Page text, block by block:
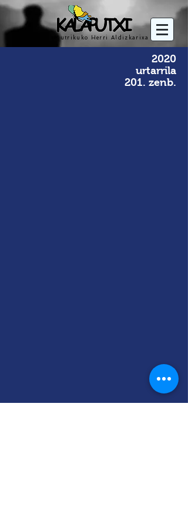
Mutrikuko Herri Aldizkarixa
2020
urtarrila
201. zenb.